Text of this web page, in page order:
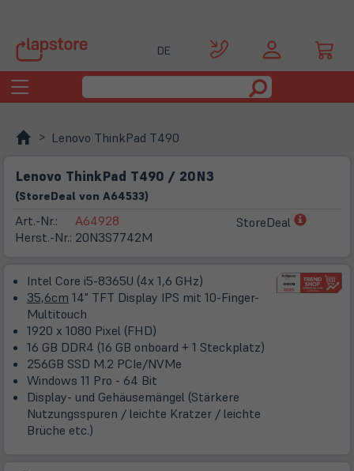
DE
Toggle
navigation
Lenovo ThinkPad T490
Lenovo ThinkPad T490 / 20N3
(StoreDeal von A64533)
Art.-Nr.:
Herst.-Nr.:
A64928
20N3S7742M
StoreDeal
(öffnet
Tab)
Intel Core i5-8365U (4x 1,6 GHz)
35,6cm 14" TFT Display IPS mit 10-Finger-
Multitouch
1920 x 1080 Pixel (FHD)
16 GB DDR4 (16 GB onboard + 1 Steckplatz)
256GB SSD M.2 PCIe/NVMe
Windows 11 Pro - 64 Bit
Display- und Gehäusemängel (Stärkere
Nutzungsspuren / leichte Kratzer / leichte
Brüche etc.)